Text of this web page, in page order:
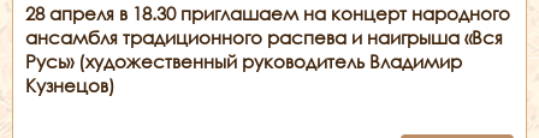
28 апреля в 18.30 приглашаем на концерт народного
ансамбля традиционного распева и наигрыша «Вся
Русь» (художественный руководитель Владимир
Кузнецов)